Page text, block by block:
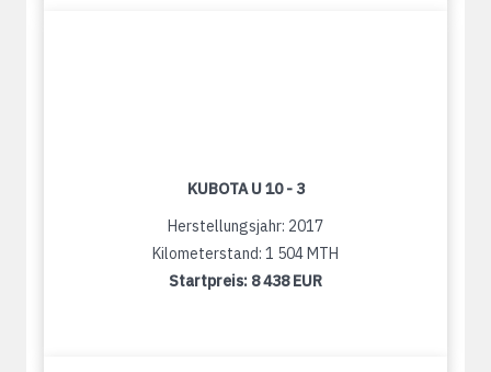
KUBOTA U 10 - 3
Herstellungsjahr: 2017
Kilometerstand: 1 504 MTH
Startpreis: 8 438 EUR